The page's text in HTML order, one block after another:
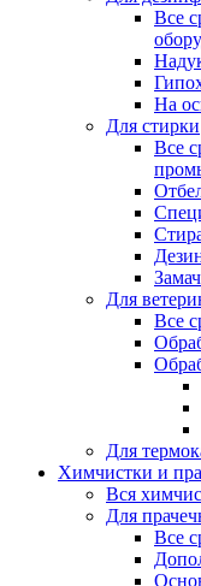
Все
На
Для стирки
Все
Для
Все
Для
Химчистки и
Вся
Для
Все